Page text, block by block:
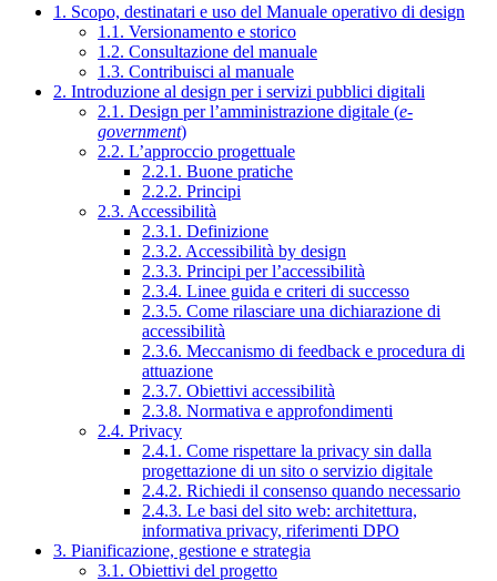
1. Scopo, destinatari e uso del Manuale operativo di design
1.1. Versionamento e storico
1.2. Consultazione del manuale
1.3. Contribuisci al manuale
2. Introduzione al design per i servizi pubblici digitali
2.1. Design per l’amministrazione digitale (e-
government)
2.2. L’approccio progettuale
2.2.1. Buone pratiche
2.2.2. Principi
2.3. Accessibilità
2.3.1. Definizione
2.3.2. Accessibilità by design
2.3.3. Principi per l’accessibilità
2.3.4. Linee guida e criteri di successo
2.3.5. Come rilasciare una dichiarazione di
accessibilità
2.3.6. Meccanismo di feedback e procedura di
attuazione
2.3.7. Obiettivi accessibilità
2.3.8. Normativa e approfondimenti
2.4. Privacy
2.4.1. Come rispettare la privacy sin dalla
progettazione di un sito o servizio digitale
2.4.2. Richiedi il consenso quando necessario
2.4.3. Le basi del sito web: architettura,
informativa privacy, riferimenti DPO
3. Pianificazione, gestione e strategia
3.1. Obiettivi del progetto